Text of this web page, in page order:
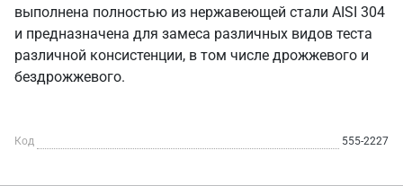
выполнена полностью из нержавеющей стали AISI 304
и предназначена для замеса различных видов теста
различной консистенции, в том числе дрожжевого и
бездрожжевого.
Код 555-2227